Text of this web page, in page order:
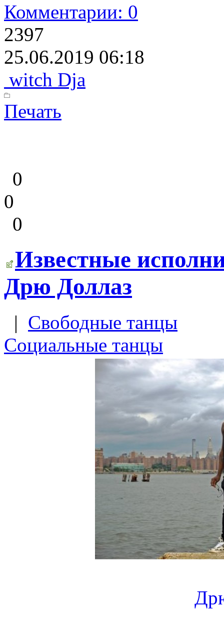
Комментарии: 0
2397
25.06.2019 06:18
witch Dja
Печать
0
0
0
Известные
Дрю Доллаз
| Свободные танцы
Социальные танцы